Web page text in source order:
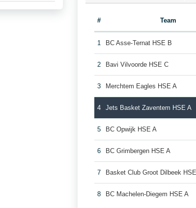
# Team
1 BC Asse-Ternat HSE B
2 Bavi Vilvoorde HSE C
3 Merchtem Eagles HSE A
4 Jets Basket Zaventem HSE A
5 BC Opwijk HSE A
6 BC Grimbergen HSE A
7 Basket Club Groot Dilbeek
8 BC Machelen-Diegem HSE A